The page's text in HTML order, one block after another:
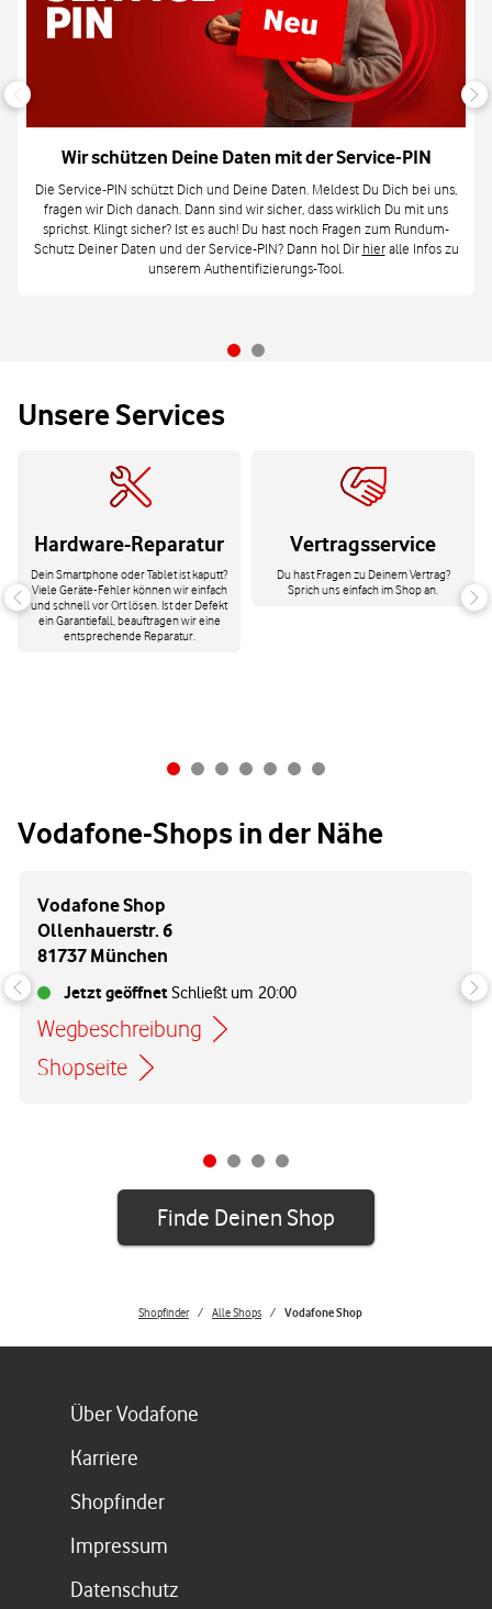
Wir schützen Deine Daten mit der Service-PIN
Die Service-PIN schützt Dich und Deine Daten. Meldest Du Dich bei uns,
fragen wir Dich danach. Dann sind wir sicher, dass wirklich Du mit uns
sprichst. Klingt sicher? Ist es auch! Du hast noch Fragen zum Rundum-
Schutz Deiner Daten und der Service-PIN? Dann hol Dir hieralle Infos zu
unserem Authentifizierungs-Tool.
Unsere Services
Hardware-Reparatur
Dein Smartphone oder Tablet ist kaputt?
Viele Geräte-Fehler können wir einfach
und schnell vor Ort lösen. Ist der Defekt
ein Garantiefall, beauftragen wir eine
entsprechende Reparatur.
Vertragsservice
Du hast Fragen zu Deinem Vertrag?
Sprich uns einfach im Shop an.
Vodafone-Shops in der Nähe
Vodafone Shop
Ollenhauerstr. 6
81737 München
Jetzt geöffnetSchließt um 20:00
Wegbeschreibung
Link öffnet in einem neuen Tab
Shopseite
Finde Deinen Shop
Shopfinder Alle Shops Vodafone Shop
Über Vodafone
Karriere
ShopfinderLink öffnet in einem neuen Tab
Impressum
Datenschutz